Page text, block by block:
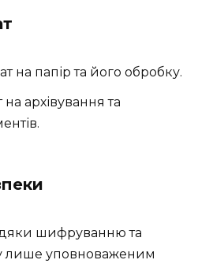
на папір та його обробку.
архівування та
шифруванню та
лише уповноваженим